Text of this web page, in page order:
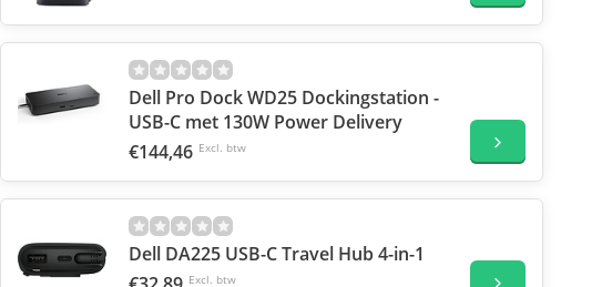
Dell Pro Dock WD25 Dockingstation -
USB-C met 130W Power Delivery
€144,46 Excl. btw
Dell DA225 USB-C Travel Hub 4-in-1
Excl. btw